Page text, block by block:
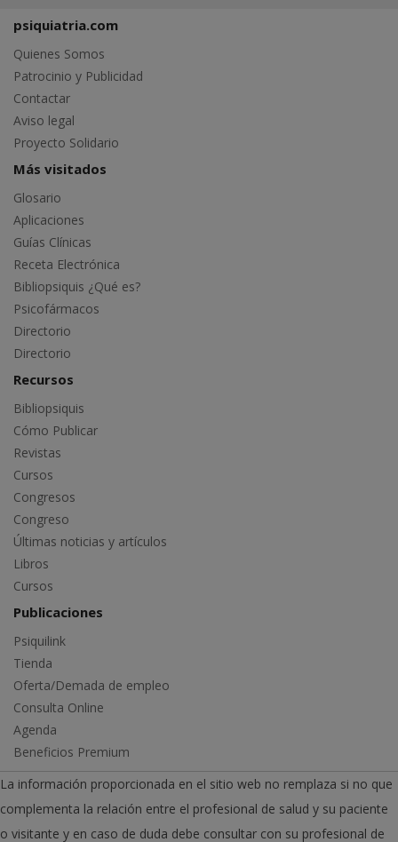
Quienes Somos
Patrocinio y Publicidad
Contactar
Aviso legal
Glosario
Aplicaciones
Guías Clínicas
Receta Electrónica
Bibliopsiquis ¿Qué es?
Psicofármacos
Directorio
Bibliopsiquis
Cómo Publicar
Revistas
Cursos
Congresos
Congreso
Últimas noticias y artículos
Libros
Psiquilink
Tienda
Oferta/Demada de empleo
Consulta Online
Agenda
Beneficios Premium
La información proporcionada en el sitio web no remplaza si no que
complementa la relación entre el profesional de salud y su paciente